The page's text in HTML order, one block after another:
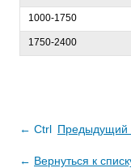
1000-1750
1750-2400
← Ctrl Предыдущий
← Вернуться к